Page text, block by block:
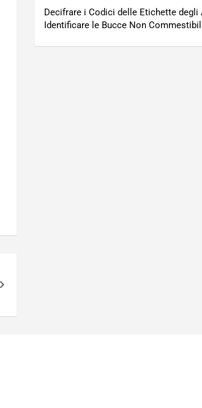
Decifrare i Codici delle Etichette degli
Identificare le Bucce Non